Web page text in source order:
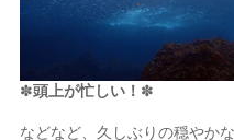
✽頭上が忙しい！ ✽
などなど、久しぶりの穏やか